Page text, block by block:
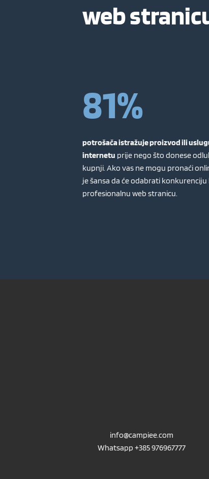
web
81%
potrošača istražuje proizvod ili
internetu prije nego što donese
kupnji. Ako vas ne mogu pronaći
je šansa da će odabrati konkurenciju
profesionalnu web stranicu.
info@campiee.com
Whatsapp +385 976967777